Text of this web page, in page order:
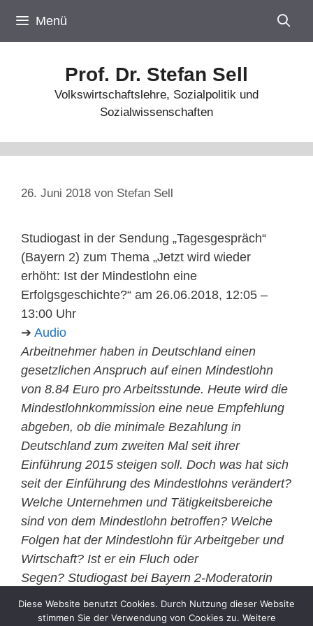
Inhalt
springen
Menü
Prof. Dr. Stefan Sell
Volkswirtschaftslehre, Sozialpolitik und
Sozialwissenschaften
26. Juni 2018 von Stefan Sell
Studiogast in der Sendung „Tagesgespräch“
(Bayern 2) zum Thema „Jetzt wird wieder
erhöht: Ist der Mindestlohn eine
Erfolgsgeschichte?“ am 26.06.2018, 12:05 –
13:00 Uhr
➔ Audio
Arbeitnehmer haben in Deutschland einen
gesetzlichen Anspruch auf einen Mindestlohn
von 8.84 Euro pro Arbeitsstunde. Heute wird die
Mindestlohnkommission eine neue Empfehlung
abgeben, ob die minimale Bezahlung in
Deutschland zum zweiten Mal seit ihrer
Einführung 2015 steigen soll. Doch was hat sich
seit der Einführung des Mindestlohns verändert?
Welche Unternehmen und Tätigkeitsbereiche
sind von dem Mindestlohn betroffen? Welche
Folgen hat der Mindestlohn für Arbeitgeber und
Wirtschaft? Ist er ein Fluch oder
Segen? Studiogast bei Bayern 2-Moderatorin
Arbeitsmarktexperte Prof. Dr. Stefan Sell.
Diese Website benutzt Cookies. Durch Nutzung dieser Website
stimmen Sie der Verwendung von Cookies zu. Weitere